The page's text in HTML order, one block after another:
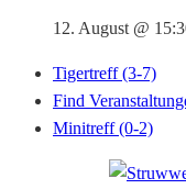
12. August @
Tigertreff (3-7)
Find
Minitreff (0-2)